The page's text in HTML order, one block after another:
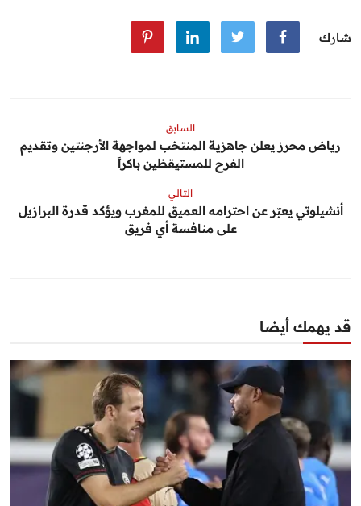
شارك
السابق
رياض محرز يعلن جاهزية المنتخب لمواجهة الأرجنتين وتقديم
الفرح للمستيقظين باكراً
التالي
أنشيلوتي يعبّر عن احترامه العميق للمغرب ويؤكد قدرة البرازيل
على منافسة أي فريق
قد يهمك أيضا